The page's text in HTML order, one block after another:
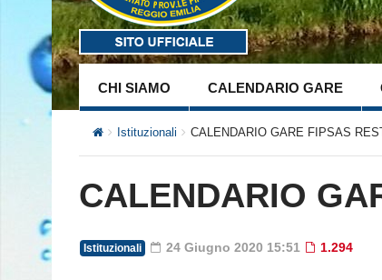
CHI SIAMO CALENDARIO GARE
Istituzionali CALENDARIO GARE FIPSAS
CALENDARIO
Istituzionali 24 Giugno 2020 15:51 1.294